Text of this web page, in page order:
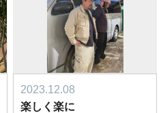
2023.12.08
楽しく楽に